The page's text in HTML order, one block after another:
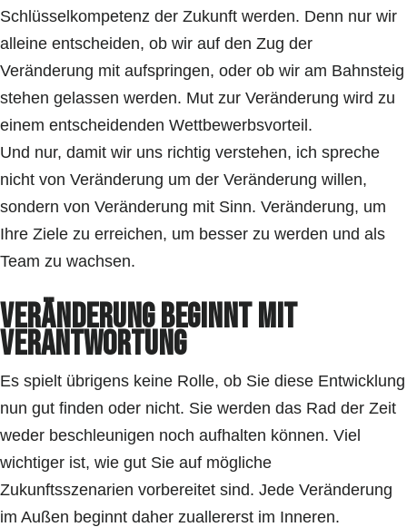
Schlüsselkompetenz der Zukunft werden. Denn nur wir
alleine entscheiden, ob wir auf den Zug der
Veränderung mit aufspringen, oder ob wir am Bahnsteig
stehen gelassen werden. Mut zur Veränderung wird zu
einem entscheidenden Wettbewerbsvorteil.
Und nur, damit wir uns richtig verstehen, ich spreche
nicht von Veränderung um der Veränderung willen,
sondern von Veränderung mit Sinn. Veränderung, um
Ihre Ziele zu erreichen, um besser zu werden und als
Team zu wachsen.
Veränderung beginnt mit
Verantwortung
Es spielt übrigens keine Rolle, ob Sie diese Entwicklung
nun gut finden oder nicht. Sie werden das Rad der Zeit
weder beschleunigen noch aufhalten können. Viel
wichtiger ist, wie gut Sie auf mögliche
Zukunftsszenarien vorbereitet sind. Jede Veränderung
im Außen beginnt daher zuallererst im Inneren.